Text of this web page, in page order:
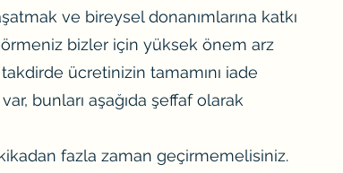
ve bireysel donanımlarına katkı
bizler için yüksek önem arz
ücretinizin tamamını iade
bunları aşağıda şeffaf olarak
fazla zaman geçirmemelisiniz.